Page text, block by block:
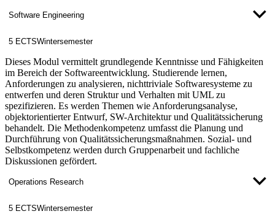
Software Engineering
5 ECTSWintersemester
Dieses Modul vermittelt grundlegende Kenntnisse und Fähigkeiten
im Bereich der Softwareentwicklung. Studierende lernen,
Anforderungen zu analysieren, nichttriviale Softwaresysteme zu
entwerfen und deren Struktur und Verhalten mit UML zu
spezifizieren. Es werden Themen wie Anforderungsanalyse,
objektorientierter Entwurf, SW-Architektur und Qualitätssicherung
behandelt. Die Methodenkompetenz umfasst die Planung und
Durchführung von Qualitätssicherungsmaßnahmen. Sozial- und
Selbstkompetenz werden durch Gruppenarbeit und fachliche
Diskussionen gefördert.
Operations Research
5 ECTSWintersemester